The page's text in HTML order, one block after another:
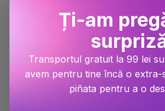
#236 în categoria
Carti de dragoste
#375 în categoria
#1036 în categoria
Carti
Ți-am
Transportul gratuit la 99 lei
avem pentru tine încă o extra-
piñata pentru a o